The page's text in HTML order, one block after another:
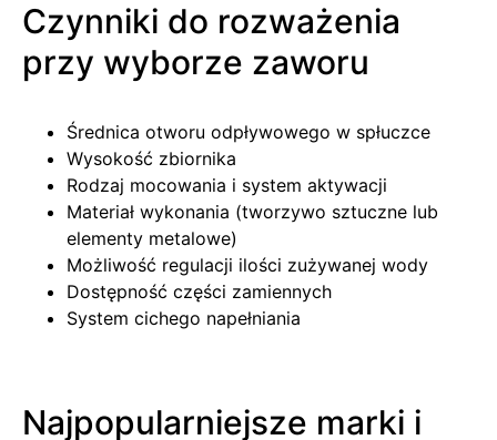
Czynniki do rozważenia
przy wyborze zaworu
Średnica otworu odpływowego w spłuczce
Wysokość zbiornika
Rodzaj mocowania i system aktywacji
Materiał wykonania (tworzywo sztuczne lub
elementy metalowe)
Możliwość regulacji ilości zużywanej wody
Dostępność części zamiennych
System cichego napełniania
Najpopularniejsze marki i